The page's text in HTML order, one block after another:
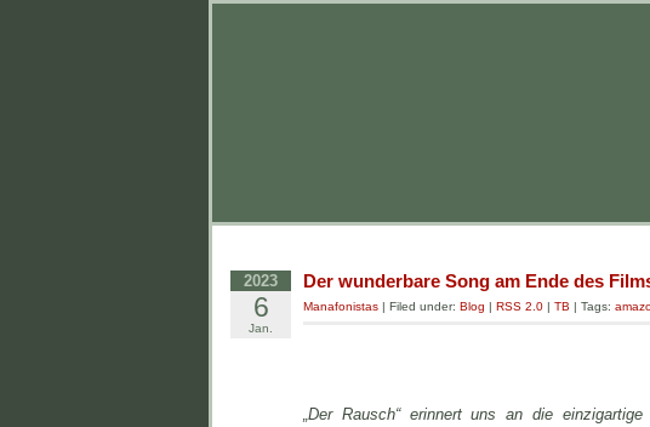
2023
6
Jan.
Der wunderbare Song am Ende des
Manafonistas | Filed under: Blog | RSS 2.0 | TB | Tags:
„Der Rausch“ erinnert uns an die